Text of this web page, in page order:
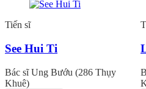
Tiến sĩ
See Hui Ti
Bác sĩ Ung Bướu (286 Thụy
Khuê)